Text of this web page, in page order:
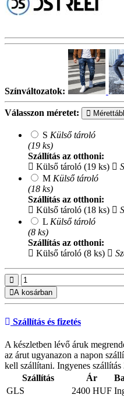
Színváltozatok:
Válasszon méretet:
S Külső tároló
(19 ks)
Szállítás az otthoni:
Külső tároló (19 ks)
M Külső tároló
(18 ks)
Szállítás az otthoni:
Külső tároló (18 ks)
L Külső tároló
(8 ks)
Szállítás az otthoni:
Külső tároló (8 ks)
A kosárban
Szállítás és fizetés
A készletben lévő áruk
az árut ugyanazon a napon
kell szállítani. Ingyenes
Szállítás
Ár
GLS
2400 HUF